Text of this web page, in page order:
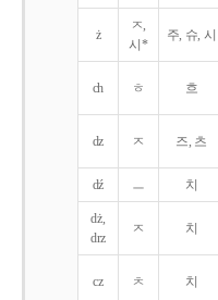
ż
ㅈ,
시*
주, 슈, 시
ch ㅎ 흐
dz ㅈ 즈, 츠
dź ㅡ 치
dż,
drz
ㅈ 치
cz ㅊ 치